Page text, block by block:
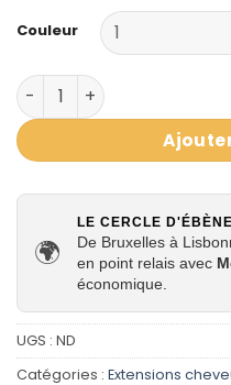
Couleur
quantité de Mèches
🌍
LE CERCLE
De Bruxelles à
en point relais avec
économique.
UGS : ND
Catégories : Extensions